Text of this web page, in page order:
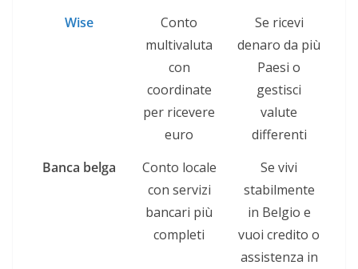
Wise
Conto
multivaluta
con
coordinate
per ricevere
euro
Se ricevi
denaro da più
Paesi o
gestisci
valute
differenti
Banca belga
Conto locale
con servizi
bancari più
completi
Se vivi
stabilmente
in Belgio e
vuoi credito o
assistenza in